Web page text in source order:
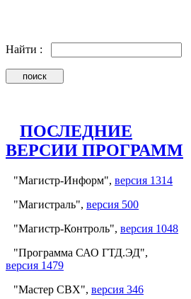
Найти :
ПОСЛЕДНИЕ
ВЕРСИИ ПРОГРАММ
"Магистр-Информ", версия 1314
"Магистраль", версия 500
"Магистр-Контроль", версия 1048
"Программа САО ГТД.ЭД",
версия 1479
"Мастер СВХ", версия 346